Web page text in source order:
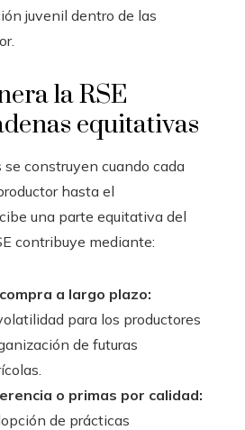
juvenil dentro de las
la RSE
equitativas
se construyen cuando cada
hasta el
una parte equitativa del
contribuye mediante:
a largo plazo:
para los productores
de futuras
o primas por calidad:
de prácticas